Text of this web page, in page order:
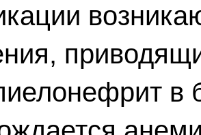
в